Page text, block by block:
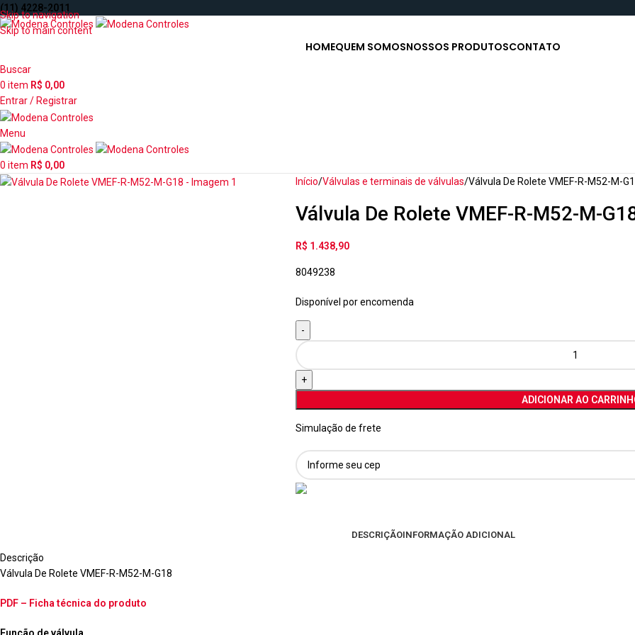
Skip to navigation
Skip to main content
(11) 4228-2011
HOMEQUEM SOMOSNOSSOS PRODUTOSCONTATO
Buscar
0 item R$ 0,00
Entrar / Registrar
Menu
0 item R$ 0,00
Início Válvulas e terminais de válvulas Válvula De Rolete VMEF-R-M52-M-
Válvula De Rolete VMEF-R-M52-M-
R$ 1.438,90
8049238
Disponível por encomenda
ADICIONAR AO
Simulação de frete
DESCRIÇÃOINFORMAÇÃO ADICIONAL
Descrição
Válvula De Rolete VMEF-R-M52-M-G18
PDF – Ficha técnica do produto